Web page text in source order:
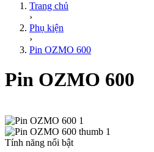
Trang chủ
›
Phụ kiện
›
Pin OZMO 600
Pin OZMO 600
Tính năng nổi bật